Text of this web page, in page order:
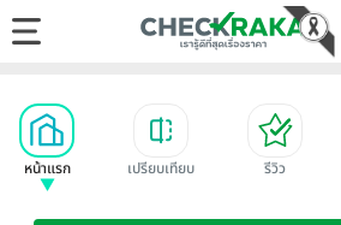
หน้าแรก เปรียบเทียบ รีวิว